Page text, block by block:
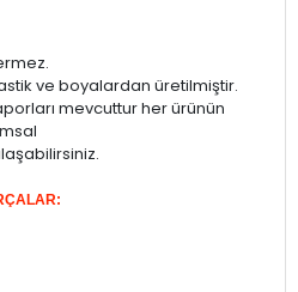
ve boyalardan üretilmiştir.
mevcuttur her ürünün